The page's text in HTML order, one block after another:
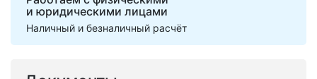
и юридическими лицами
Наличный и безналичный расчёт